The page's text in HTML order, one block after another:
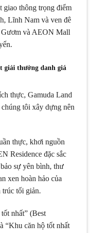
giao thông trọng điểm
Lĩnh Nam và ven đê
Gươm và AEON Mall
giải thưởng danh giá
thực, Gamuda Land
tôi xây dựng nên
thực, khơi nguồn
Residence đặc sắc
sự yên bình, thư
xen hoàn hảo của
trúc tối giản.
nhất” (Best
“Khu căn hộ tốt nhất